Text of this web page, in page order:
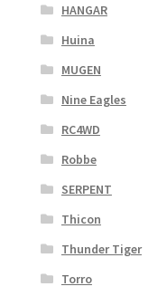
HANGAR
Huina
MUGEN
Nine Eagles
RC4WD
Robbe
SERPENT
Thicon
Thunder Tiger
Torro